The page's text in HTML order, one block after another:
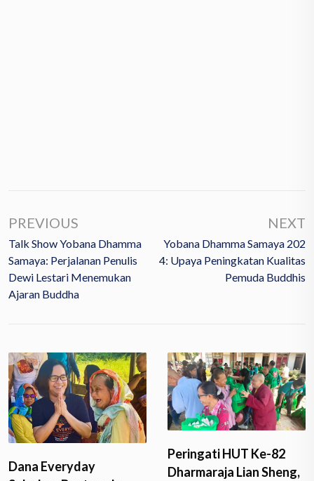
PREVIOUS
Talk Show Yobana Dhamma
Samaya: Perjalanan Penulis
Dewi Lestari Menemukan
Ajaran Buddha
NEXT
Yobana Dhamma Samaya 202
4: Upaya Peningkatan Kualitas
Pemuda Buddhis
Dharmaraja Lian Sheng,